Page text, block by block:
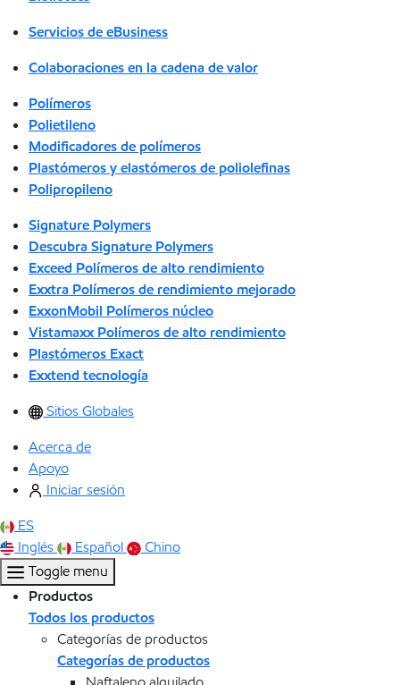
Servicios de eBusiness
Colaboraciones en la cadena de valor
Polímeros
Polietileno
Modificadores de polímeros
Plastómeros y elastómeros de poliolefinas
Polipropileno
Signature Polymers
Descubra Signature Polymers
Exceed Polímeros de alto rendimiento
Exxtra Polímeros de rendimiento mejorado
ExxonMobil Polímeros núcleo
Vistamaxx Polímeros de alto rendimiento
Plastómeros Exact
Exxtend tecnología
Sitios Globales
Acerca de
Apoyo
Iniciar sesión
ES
Inglés
Español
Chino
Toggle menu
Productos
Todos los productos
Categorías de productos
Categorías de productos